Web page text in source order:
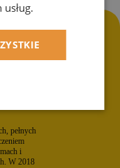
pełnych
i
W 2018